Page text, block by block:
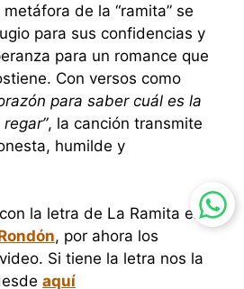
de la “ramita” se
para sus confidencias y
para un romance que
Con versos como
para saber cuál es la
, la canción transmite
humilde y
la letra de La Ramita en
, por ahora los
Si tiene la letra nos la
aquí